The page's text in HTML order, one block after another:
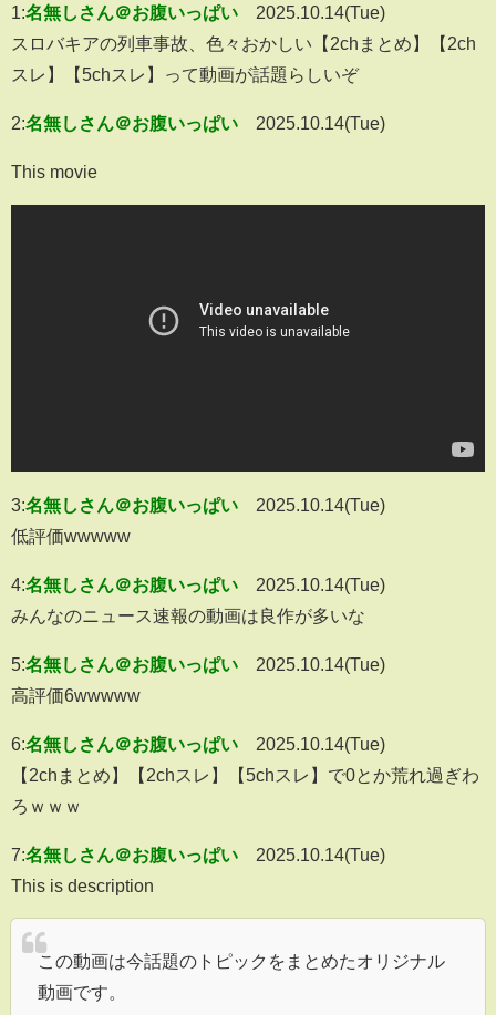
1:名無しさん＠お腹いっぱい
2025.10.14(Tue)
スロバキアの列車事故、色々おかしい【2chまとめ】【2ch
スレ】【5chスレ】って動画が話題らしいぞ
2:名無しさん＠お腹いっぱい 2025.10.14(Tue)
This movie
3:名無しさん＠お腹いっぱい
2025.10.14(Tue)
低評価wwwww
4:名無しさん＠お腹いっぱい
2025.10.14(Tue)
みんなのニュース速報の動画は良作が多いな
5:名無しさん＠お腹いっぱい
2025.10.14(Tue)
高評価6wwwww
6:名無しさん＠お腹いっぱい
2025.10.14(Tue)
【2chまとめ】【2chスレ】【5chスレ】で0とか荒れ過ぎわ
ろｗｗｗ
7:名無しさん＠お腹いっぱい
2025.10.14(Tue)
This is description
この動画は今話題のトピックをまとめたオリジナル
動画です。